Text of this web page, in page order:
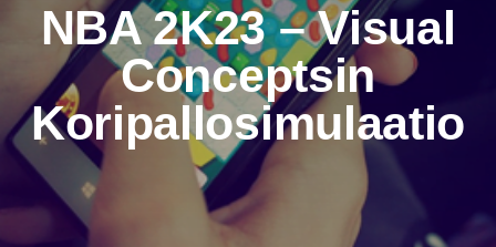
NBA 2K23 – Visual
Conceptsin
Koripallosimulaatio